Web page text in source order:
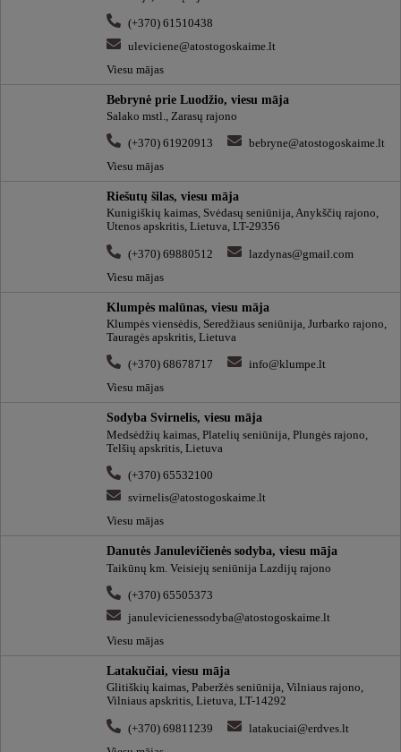
(+370) 61510438
uleviciene@atostogoskaime.lt
Viesu mājas
Bebrynė prie Luodžio, viesu māja
Salako mstl., Zarasų rajono
(+370) 61920913
bebryne@atostogoskaime.lt
Viesu mājas
Riešutų šilas, viesu māja
Kunigiškių kaimas, Svėdasų seniūnija, Anykščių rajono,
Utenos apskritis, Lietuva, LT-29356
(+370) 69880512
lazdynas@gmail.com
Viesu mājas
Klumpės malūnas, viesu māja
Klumpės viensėdis, Seredžiaus seniūnija, Jurbarko rajono,
Tauragės apskritis, Lietuva
(+370) 68678717
info@klumpe.lt
Viesu mājas
Sodyba Svirnelis, viesu māja
Medsėdžių kaimas, Platelių seniūnija, Plungės rajono,
Telšių apskritis, Lietuva
(+370) 65532100
svirnelis@atostogoskaime.lt
Viesu mājas
Danutės Janulevičienės sodyba, viesu māja
Taikūnų km. Veisiejų seniūnija Lazdijų rajono
(+370) 65505373
janulevicienessodyba@atostogoskaime.lt
Viesu mājas
Latakučiai, viesu māja
Glitiškių kaimas, Paberžės seniūnija, Vilniaus rajono,
Vilniaus apskritis, Lietuva, LT-14292
(+370) 69811239
latakuciai@erdves.lt